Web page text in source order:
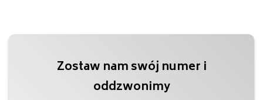
Zostaw nam swój numer i
oddzwonimy